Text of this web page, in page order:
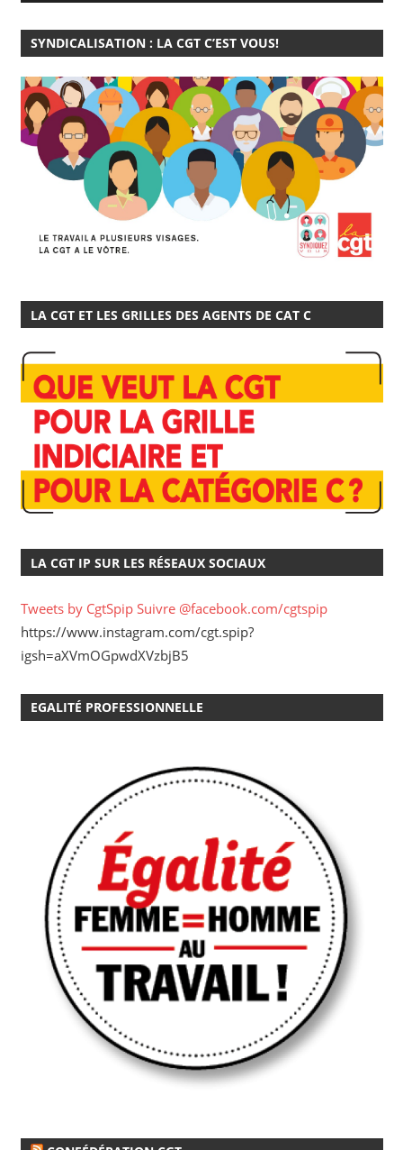
SYNDICALISATION : LA CGT C’EST VOUS!
LA CGT ET LES GRILLES DES AGENTS DE CAT C
LA CGT IP SUR LES RÉSEAUX SOCIAUX
Tweets by CgtSpip Suivre @facebook.com/cgtspip
https://www.instagram.com/cgt.spip?
igsh=aXVmOGpwdXVzbjB5
EGALITÉ PROFESSIONNELLE